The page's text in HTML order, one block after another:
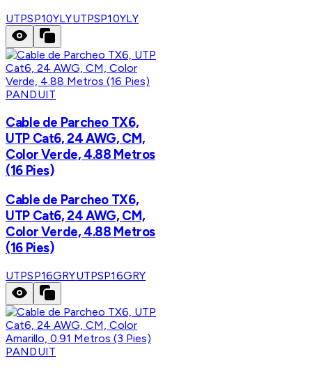
UTPSP10YLYUTPSP10YLY
PANDUIT
Cable de Parcheo TX6,
UTP Cat6, 24 AWG, CM,
Color Verde, 4.88 Metros
(16 Pies)
Cable de Parcheo TX6,
UTP Cat6, 24 AWG, CM,
Color Verde, 4.88 Metros
(16 Pies)
UTPSP16GRYUTPSP16GRY
PANDUIT